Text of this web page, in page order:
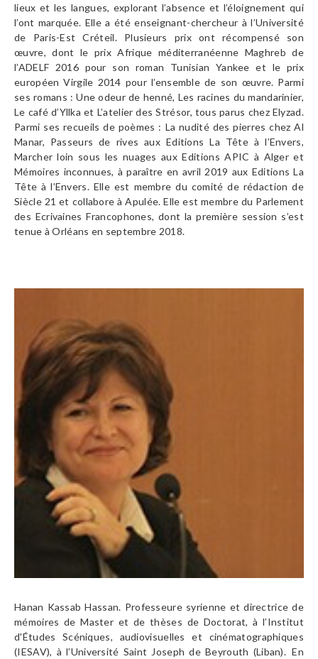
lieux et les langues, explorant l’absence et l’éloignement qui
l’ont marquée. Elle a été enseignant-chercheur à l’Université
de Paris-Est Créteil. Plusieurs prix ont récompensé son
œuvre, dont le prix Afrique méditerranéenne Maghreb de
l’ADELF 2016 pour son roman Tunisian Yankee et le prix
européen Virgile 2014 pour l’ensemble de son œuvre. Parmi
ses romans : Une odeur de henné, Les racines du mandarinier,
Le café d’Yllka et L’atelier des Strésor, tous parus chez Elyzad.
Parmi ses recueils de poèmes : La nudité des pierres chez Al
Manar, Passeurs de rives aux Editions La Tête à l’Envers,
Marcher loin sous les nuages aux Editions APIC à Alger et
Mémoires inconnues, à paraître en avril 2019 aux Editions La
Tête à l’Envers. Elle est membre du comité de rédaction de
Siècle 21 et collabore à Apulée. Elle est membre du Parlement
des Ecrivaines Francophones, dont la première session s’est
tenue à Orléans en septembre 2018.
Hanan Kassab Hassan. Professeure syrienne et directrice de
mémoires de Master et de thèses de Doctorat, à l’Institut
d'Études Scéniques, audiovisuelles et cinématographiques
(IESAV), à l’Université Saint Joseph de Beyrouth (Liban). En